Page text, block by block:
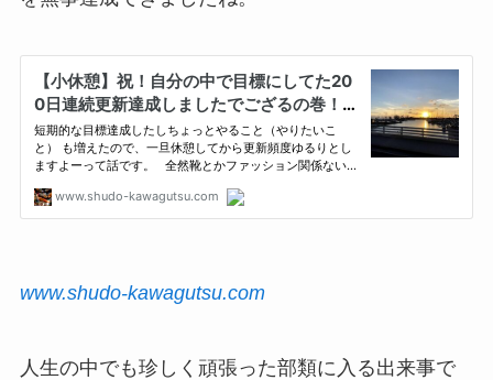
www.shudo-kawagutsu.com
人生の中でも珍しく頑張った部類に入る出来事で